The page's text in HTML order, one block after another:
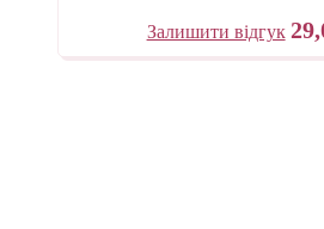
Залишити відгук